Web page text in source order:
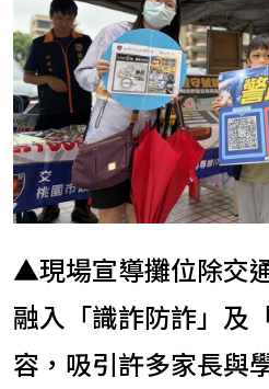
▲現場宣導攤位除交
融入「識詐防詐」及
容，吸引許多家長與